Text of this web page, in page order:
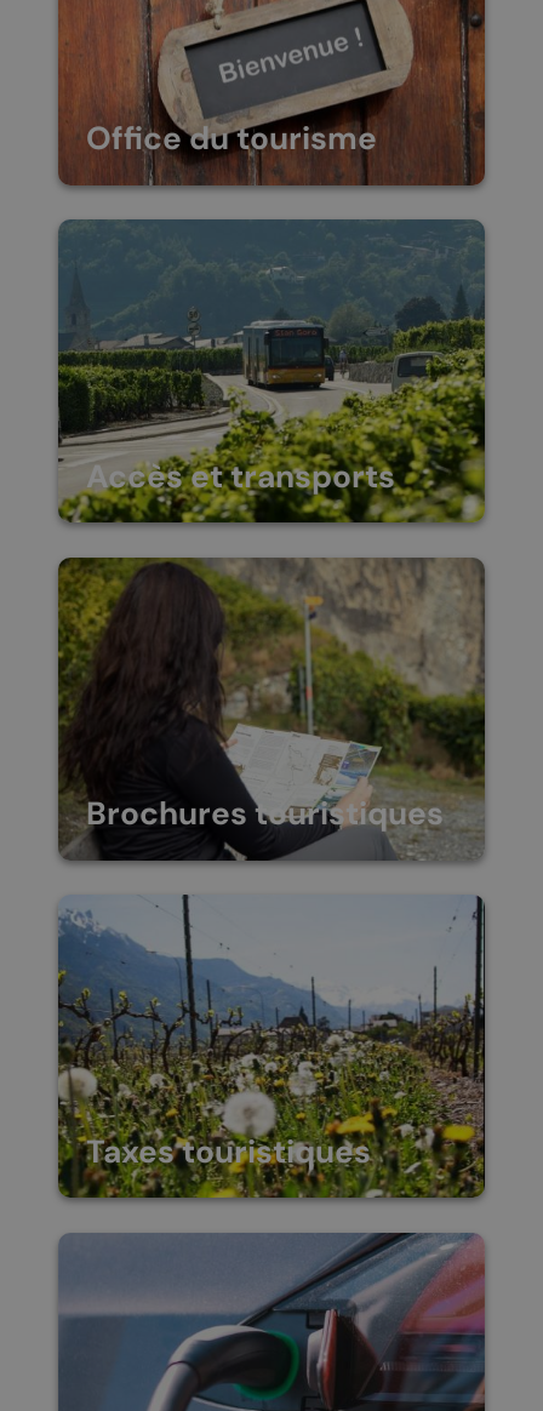
Office du tourisme
Les bureaux de l’Association
pour la valorisation du terroir
de Chamoson (AVTC)
accueillent le public et
assurent la fonction d’Office
du Tourisme. Un lieu
d’échange ouvert aux
visiteurs…
Accès et transports
La commune de Chamoson
est idéalement située en
Valais Central, à mi-chemin
entre Sion et Martigny. La
commune est desservie par
le train ainsi que par le bus.
Une sortie d’autoroute se
situe à…
Brochures touristiques
Les brochures sont à votre
disposition à l’office du
tourisme ou envoyées par
courrier sur demande.
Taxes touristiques
En tant que propriétaire
d’une résidence secondaire,
ou client de l’un des logeurs
de la commune de
Chamoson, vous êtes soumis
aux taxes touristiques. Les